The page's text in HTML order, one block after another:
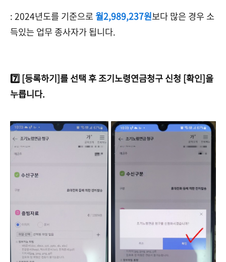
: 2024년도를 기준으로월2,989,237원보다 많은 경우 소
득있는 업무 종사자가 됩니다.
7️⃣ [등록하기]를 선택 후 조기노령연금청구 신청 [확인]을
누릅니다.